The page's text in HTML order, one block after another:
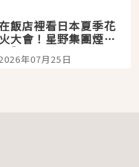
飯店裡看日本夏季花
火大會！星野集團煙火
景觀飯店6選，讓你不用
擠人悠閒欣賞
年07月25日